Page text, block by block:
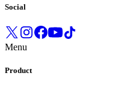
Social
Menu
Product